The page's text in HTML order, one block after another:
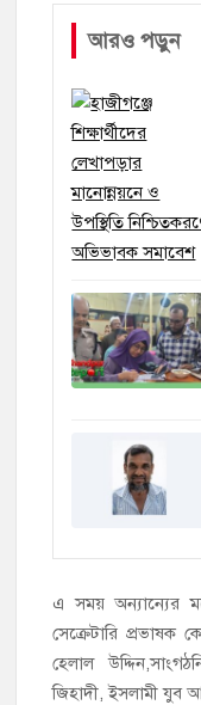
আরও পড়ুন
এ সময় অন্যান্যের
সেক্রেটারি প্রভাষক
হেলাল
জিহাদী, ইসলামী যুব